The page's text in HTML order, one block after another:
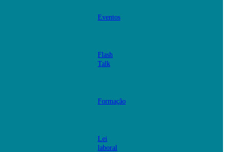
Eventos
Flash
Talk
Formação
Lei
laboral